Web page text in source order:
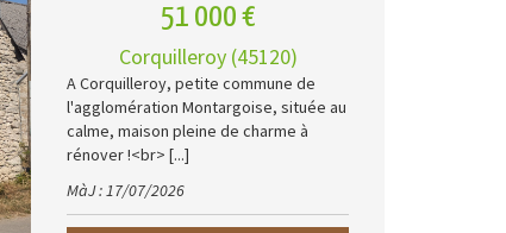
51 000 €
Corquilleroy (45120)
A Corquilleroy, petite commune de
l'agglomération Montargoise, située au
calme, maison pleine de charme à
rénover !<br> [...]
MàJ : 17/07/2026